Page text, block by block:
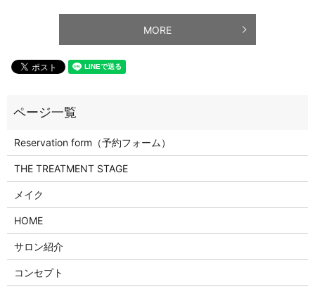
MORE
Reservation form（予約フォーム）
THE TREATMENT STAGE
メイク
HOME
サロン紹介
コンセプト